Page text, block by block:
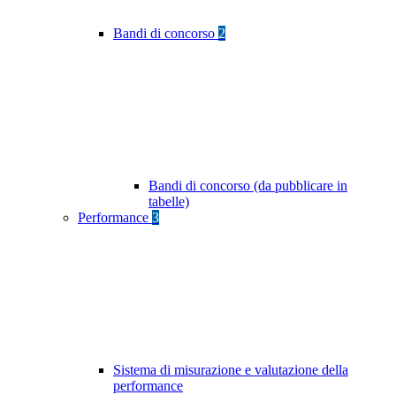
Bandi di concorso 2
Bandi di concorso (da pubblicare in
tabelle)
Performance 3
Sistema di misurazione e valutazione della
performance